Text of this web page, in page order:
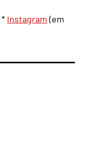
* Instagram (em